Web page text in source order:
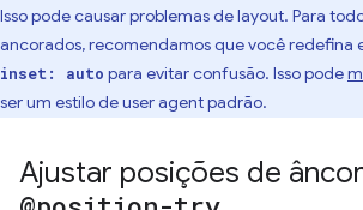
Isso pode causar problemas de layout. Para
ancorados, recomendamos que você redefina
inset: auto para evitar confusão. Isso pode
ser um estilo de user agent padrão.
Ajustar posições de